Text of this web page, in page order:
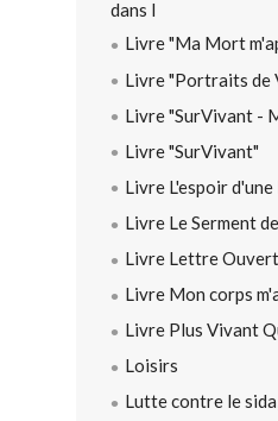
dans l
Livre "Ma Mort
Livre "Portraits de
Livre "SurVivant -
Livre "SurVivant"
Livre L'espoir
Livre Le Serment
Livre Lettre
Livre Mon corps
Livre Plus Vivant
Loisirs
Lutte contre le